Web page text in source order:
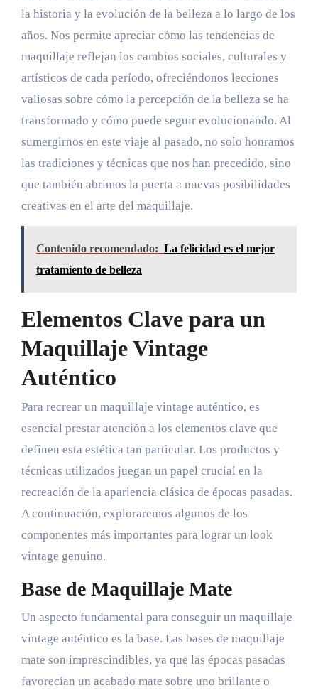
la historia y la evolución de la belleza a lo largo de los
años. Nos permite apreciar cómo las tendencias de
maquillaje reflejan los cambios sociales, culturales y
artísticos de cada período, ofreciéndonos lecciones
valiosas sobre cómo la percepción de la belleza se ha
transformado y cómo puede seguir evolucionando. Al
sumergirnos en este viaje al pasado, no solo honramos
las tradiciones y técnicas que nos han precedido, sino
que también abrimos la puerta a nuevas posibilidades
creativas en el arte del maquillaje.
Contenido recomendado: La felicidad es el mejor
tratamiento de belleza
Elementos Clave para un
Maquillaje Vintage
Auténtico
Para recrear un maquillaje vintage auténtico, es
esencial prestar atención a los elementos clave que
definen esta estética tan particular. Los productos y
técnicas utilizados juegan un papel crucial en la
recreación de la apariencia clásica de épocas pasadas.
A continuación, exploraremos algunos de los
componentes más importantes para lograr un look
vintage genuino.
Base de Maquillaje Mate
Un aspecto fundamental para conseguir un maquillaje
vintage auténtico es la base. Las bases de maquillaje
mate son imprescindibles, ya que las épocas pasadas
favorecían un acabado mate sobre uno brillante o